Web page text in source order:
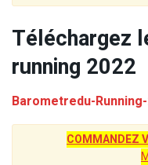
Téléchargez
running 2022
Barometredu-
COMMANDEZ